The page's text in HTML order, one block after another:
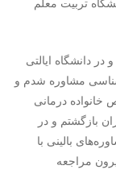
تربیت معلم
دانشگاه ایالتی
مشاوره شدم و
خانواده درمانی
بازگشتم و در
بالینی با
مراجعه